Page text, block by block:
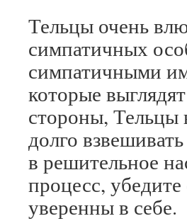
Тельцы очень
симпатичных
симпатичными
которые
стороны, Тельцы
долго
в решительное
процесс,
уверенны в себе.